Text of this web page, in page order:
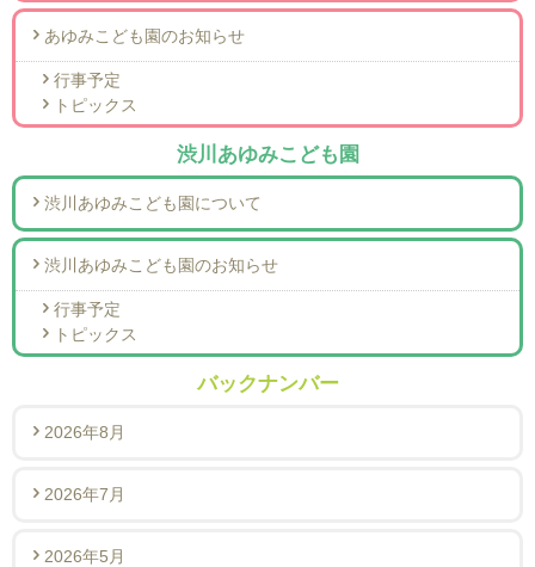
あゆみこども園のお知らせ
行事予定
トピックス
渋川あゆみこども園
渋川あゆみこども園について
渋川あゆみこども園のお知らせ
行事予定
トピックス
バックナンバー
2026年8月
2026年7月
2026年5月